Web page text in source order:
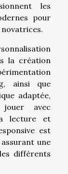
les
pour
la création
ainsi que
adaptée,
avec
lecture et
est
une
différents